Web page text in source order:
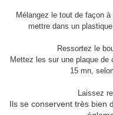
Mélangez le tout de façon
mettre dans un
Ressortez le
Mettez les sur une plaque
15 mn,
Laissez
Ils se conservent très bien